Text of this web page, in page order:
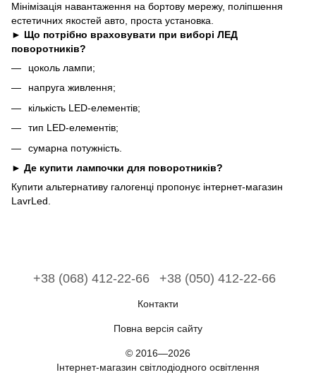
Мінімізація навантаження на бортову мережу, поліпшення
естетичних якостей авто, проста установка.
► Що потрібно враховувати при виборі ЛЕД
поворотників?
цоколь лампи;
напруга живлення;
кількість LED-елементів;
тип LED-елементів;
сумарна потужність.
► Де купити лампочки для поворотників?
Купити альтернативу галогенці пропонує інтернет-магазин
LavrLed.
+38 (068) 412-22-66 +38 (050) 412-22-66
Контакти
Повна версія сайту
© 2016—2026
Інтернет-магазин світлодіодного освітлення